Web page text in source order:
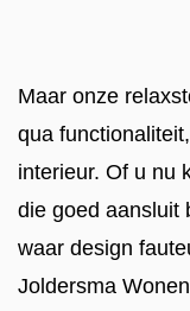
Maar onze
qua
interieur. Of u nu
die goed aansluit
waar design
Joldersma